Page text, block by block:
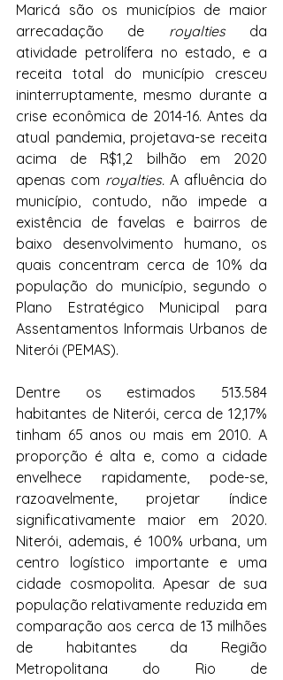
Maricá são os municípios de maior
arrecadação de royalties da
atividade petrolífera no estado, e a
receita total do município cresceu
ininterruptamente, mesmo durante a
crise econômica de 2014-16. Antes da
atual pandemia, projetava-se receita
acima de R$1,2 bilhão em 2020
apenas com royalties. A afluência do
município, contudo, não impede a
existência de favelas e bairros de
baixo desenvolvimento humano, os
quais concentram cerca de 10% da
população do município, segundo o
Plano Estratégico Municipal para
Assentamentos Informais Urbanos de
Niterói (PEMAS).
Dentre os estimados 513.584
habitantes de Niterói, cerca de 12,17%
tinham 65 anos ou mais em 2010. A
proporção é alta e, como a cidade
envelhece rapidamente, pode-se,
razoavelmente, projetar índice
significativamente maior em 2020.
Niterói, ademais, é 100% urbana, um
centro logístico importante e uma
cidade cosmopolita. Apesar de sua
população relativamente reduzida em
comparação aos cerca de 13 milhões
de habitantes da Região
Metropolitana do Rio de